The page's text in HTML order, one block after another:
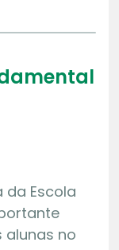
Escola
alunas no